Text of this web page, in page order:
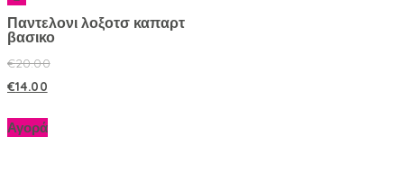
Παντελονι λοξοτσ καπαρτ
βασικο
€20.00
€14.00
Αγορά